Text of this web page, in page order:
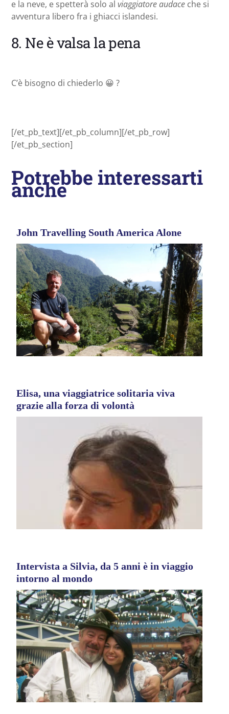
e la neve, e spetterà solo al viaggiatore audace che si
avventura libero fra i ghiacci islandesi.
8. Ne è valsa la pena
C’è bisogno di chiederlo 😀 ?
[/et_pb_text][/et_pb_column][/et_pb_row]
[/et_pb_section]
Potrebbe interessarti
anche
John Travelling South America Alone
Elisa, una viaggiatrice solitaria viva
grazie alla forza di volontà
Intervista a Silvia, da 5 anni è in viaggio
intorno al mondo